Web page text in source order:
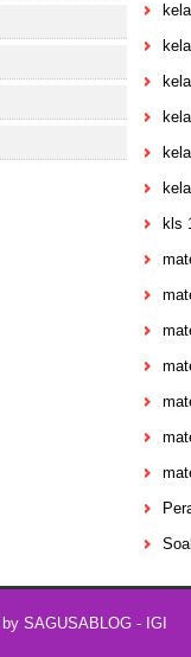
kls
by SAGUSABLOG - IGI